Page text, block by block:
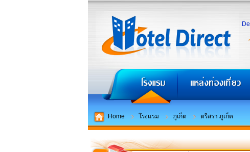
Home โรงแรม ภูเก็ต ตรีสรา ภูเก็ต